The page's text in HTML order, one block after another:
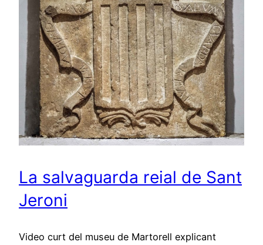
La salvaguarda reial de Sant
Jeroni
Video curt del museu de Martorell explicant